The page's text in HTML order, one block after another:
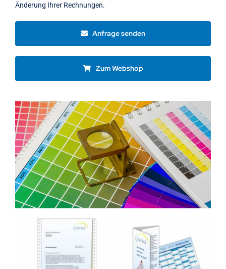
Änderung Ihrer Rechnungen.
Anfrage senden
Zum Webshop